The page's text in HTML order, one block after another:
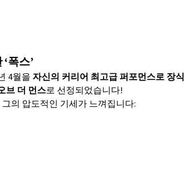
폭스’
4월을 자신의 커리어 최고급 퍼포먼스로 장식
브 더 먼스로 선정되었습니다!
의 압도적인 기세가 느껴집니다: